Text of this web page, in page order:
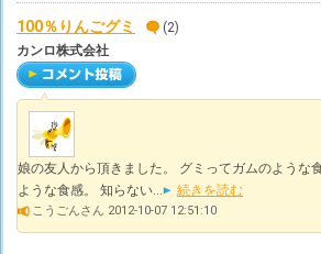
100％りんごグミ
(2)
カンロ株式会社
娘の友人から頂きました。 グミってガムのような
ような食感。 知らない...
続きを読む
こうごんさん 2012-10-07 12:51:10